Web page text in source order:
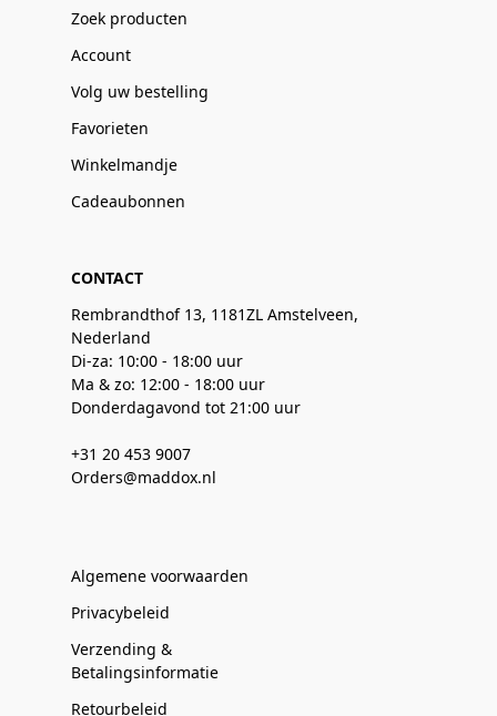
Zoek producten
Account
Volg uw bestelling
Favorieten
Winkelmandje
Cadeaubonnen
CONTACT
Rembrandthof 13, 1181ZL Amstelveen,
Nederland
Di-za: 10:00 - 18:00 uur
Ma & zo: 12:00 - 18:00 uur
Donderdagavond tot 21:00 uur
+31 20 453 9007
Orders@maddox.nl
Algemene voorwaarden
Privacybeleid
Verzending &
Betalingsinformatie
Retourbeleid